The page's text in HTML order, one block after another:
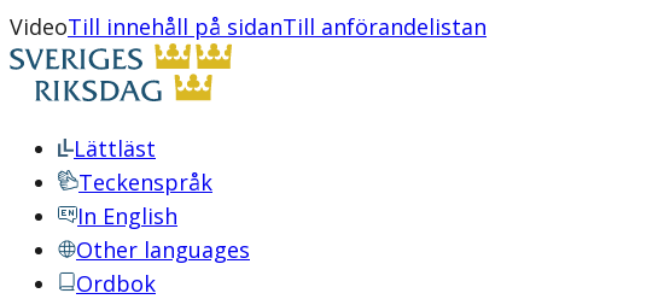
VideoTill innehåll på sidanTill anförandelistan
Lättläst
Teckenspråk
In English
Other languages
Ordbok